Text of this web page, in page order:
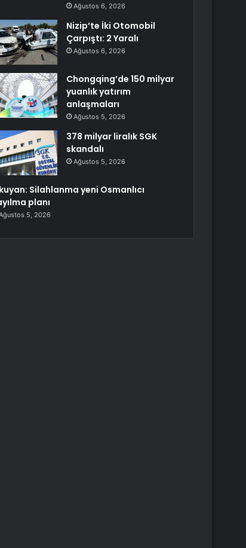
Ağustos 6, 2026
Nizip’te İki Otomobil
Çarpıştı: 2 Yaralı
Ağustos 6, 2026
Chongqing’de 150 milyar
yuanlık yatırım
anlaşmaları
Ağustos 5, 2026
378 milyar liralık SGK
skandalı
Ağustos 5, 2026
Silahlanma yeni Osmanlıcı
planı
5, 2026